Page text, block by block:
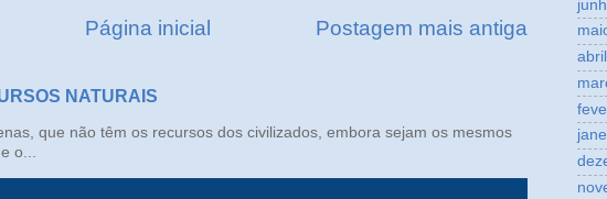
Postagem mais antiga
Página inicial
NATURAIS
que não têm os recursos dos civilizados, embora sejam os mesmos
o...
abril